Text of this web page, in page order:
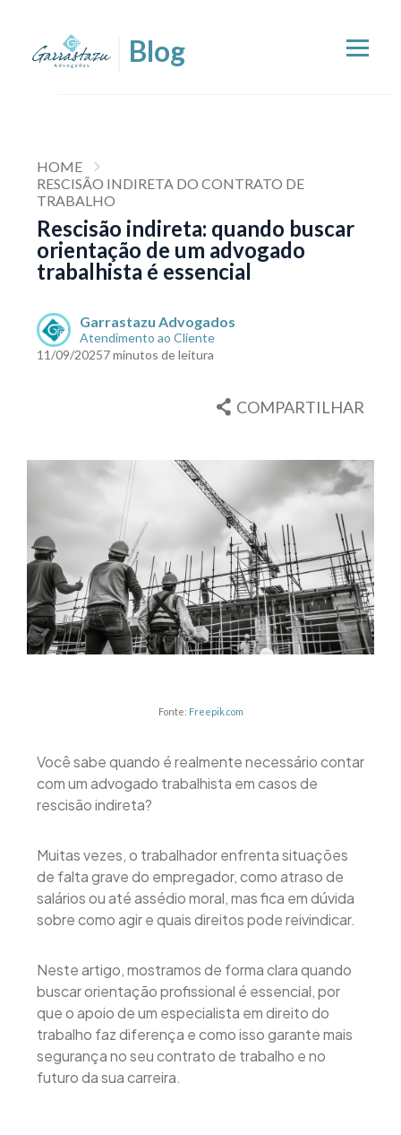
HOME
RESCISÃO INDIRETA DO CONTRATO DE
TRABALHO
Rescisão indireta: quando buscar
orientação de um advogado
trabalhista é essencial
Garrastazu Advogados
Atendimento ao Cliente
11/09/20257 minutos de leitura
COMPARTILHAR
Fonte: Freepik.com
Você sabe quando é realmente necessário contar
com um advogado trabalhista em casos de
rescisão indireta?
Muitas vezes, o trabalhador enfrenta situações
de falta grave do empregador, como atraso de
salários ou até assédio moral, mas fica em dúvida
sobre como agir e quais direitos pode reivindicar.
Neste artigo, mostramos de forma clara quando
buscar orientação profissional é essencial, por
que o apoio de um especialista em direito do
trabalho faz diferença e como isso garante mais
segurança no seu contrato de trabalho e no
futuro da sua carreira.